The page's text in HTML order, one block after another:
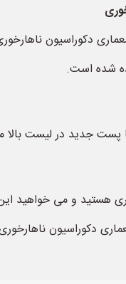
دکوراسیون
شده است.
پست جدید در لیست
هستید و می خواهید
دکوراسیون